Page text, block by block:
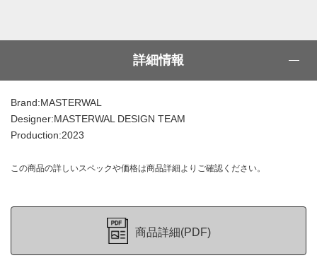
詳細情報
Brand:MASTERWAL
Designer:MASTERWAL DESIGN TEAM
Production:2023
この商品の詳しいスペックや価格は商品詳細よりご確認ください。
商品詳細(PDF)